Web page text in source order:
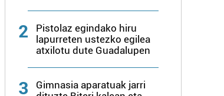
2
Pistolaz egindako hiru
lapurreten ustezko egilea
atxilotu dute Guadalupen
3
Gimnasia aparatuak jarri